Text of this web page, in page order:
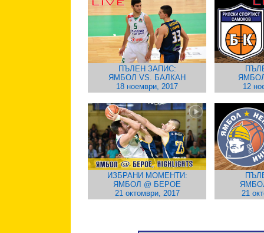
ПЪЛЕН ЗАПИС:
ЯМБОЛ VS. БАЛКАН
18 ноември, 2017
12
ИЗБРАНИ МОМЕНТИ:
ЯМБОЛ @ БЕРОЕ
21 октомври, 2017
21